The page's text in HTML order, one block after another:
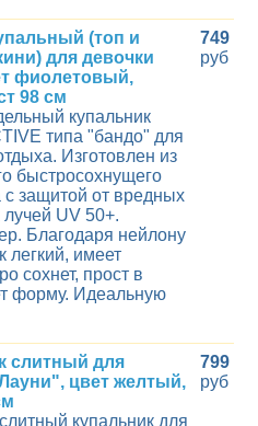
(топ и
для девочки
фиолетовый,
98 см
купальник
типа "бандо" для
Изготовлен из
быстросохнущего
с защитой от вредных
UV 50+.
Благодаря нейлону
легкий, имеет
сохнет, прост в
форму. Идеальную
749
руб
слитный для
цвет желтый,
купальник для
799
руб